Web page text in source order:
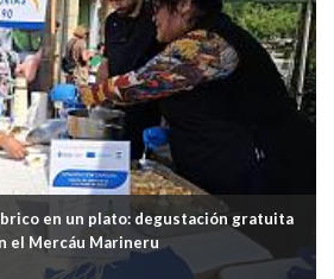
en un plato: degustación gratuita
el Mercáu Marineru